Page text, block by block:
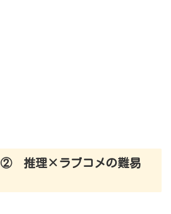
② 推理×ラブコメの難易